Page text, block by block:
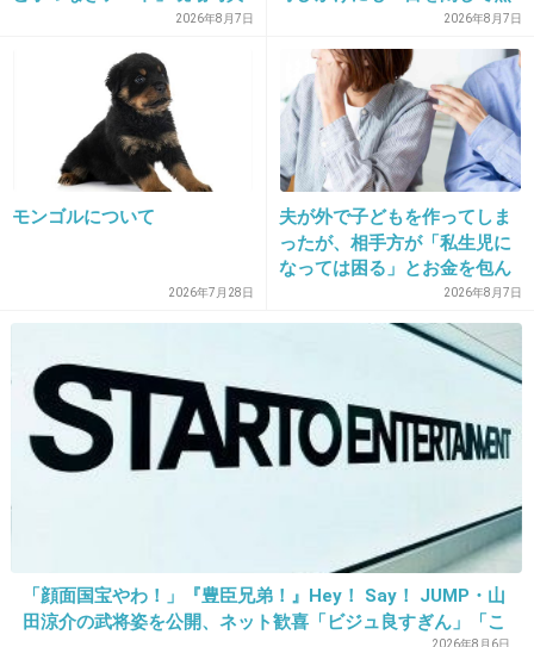
2016/10/30(日) 11:16:57
今市 ピコ太郎かよwww
+997 -55
+728
CDだけの方買う人って踊ってる人のことどう思
ってるの？
+501 -27
2026年8月7日
視」して居座られました。無
理やり奪われた席は、結局“や
ったもん勝ち”になってしまう
のでしょうか？
2026年8月7日
モンゴルについて
2026年7月28日
夫が外で子どもを作ってしま
ったが、相手方が「私生児に
なっては困る」とお金を包ん
で頭を下げに来ても応じず、
晩年まで離婚に応じなかった
親戚の話→「一生復讐にな
る」「これ本人幸せなの？」
2026年8月7日
「顔面国宝やわ！」『豊臣兄弟！』Hey！ Say！ JUMP・山
田涼介の武将姿を公開、ネット歓喜「ビジュ良すぎん」「こ
2026年8月6日